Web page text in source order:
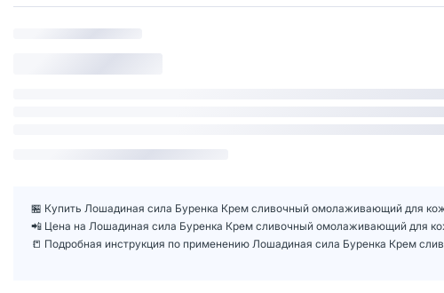
🏪 Купить Лошадиная сила Буренка Крем сливочный омолаживающий для
📲 Цена на Лошадиная сила Буренка Крем сливочный омолаживающий для
📒 Подробная инструкция по применению Лошадиная сила Буренка Крем